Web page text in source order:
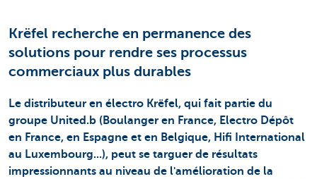
Krëfel recherche en permanence des
solutions pour rendre ses processus
commerciaux plus durables
Le distributeur en électro Krëfel, qui fait partie du
groupe United.b (Boulanger en France, Electro Dépôt
en France, en Espagne et en Belgique, Hifi International
au Luxembourg...), peut se targuer de résultats
impressionnants au niveau de l'amélioration de la